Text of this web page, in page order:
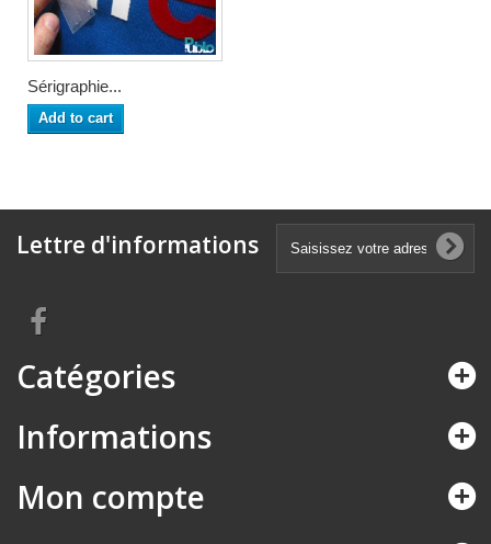
Sérigraphie...
Add to cart
Lettre d'informations
Catégories
Informations
Mon compte